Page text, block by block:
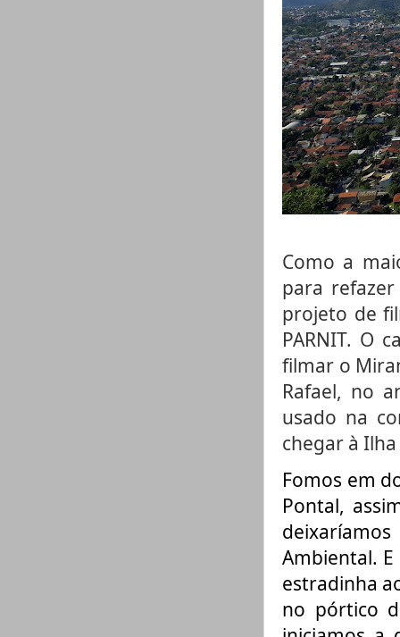
Como a
para
projeto de
PARNIT. O
filmar o
Rafael, no
usado na
chegar à
Fomos em
Pontal,
Ambiental.
estradinha
no pórtico